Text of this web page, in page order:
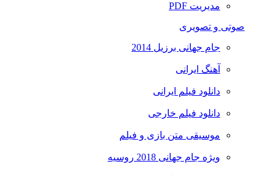
مدیریت PDF
صوتی و تصویری
جام جهانی برزیل 2014
آهنگ ایرانی
دانلود فیلم ایرانی
دانلود فیلم خارجی
موسیقی متن بازی و فیلم
ویژه جام جهانی 2018 روسیه